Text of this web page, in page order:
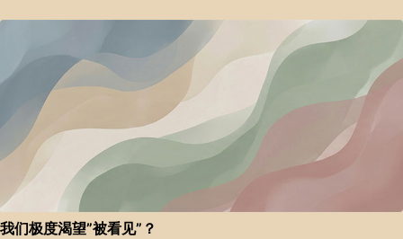
我们极度渴望”被看见”？